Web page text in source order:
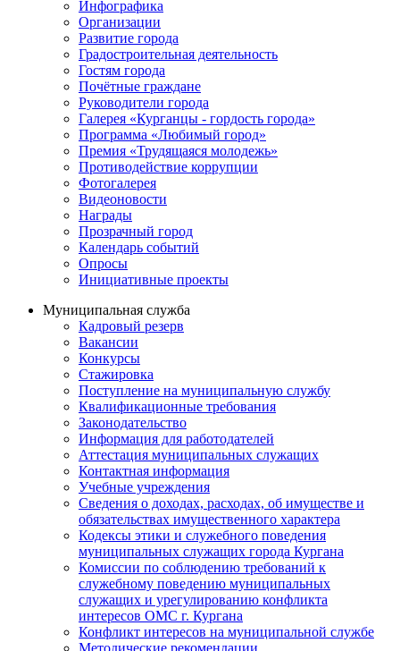
Инфографика
Организации
Развитие города
Градостроительная деятельность
Гостям города
Почётные граждане
Руководители города
Галерея «Курганцы - гордость города»
Программа «Любимый город»
Премия «Трудящаяся молодежь»
Противодействие коррупции
Фотогалерея
Видеоновости
Награды
Прозрачный город
Календарь событий
Опросы
Инициативные проекты
Муниципальная служба
Кадровый резерв
Вакансии
Конкурсы
Стажировка
Поступление на муниципальную службу
Квалификационные требования
Законодательство
Информация для работодателей
Аттестация муниципальных служащих
Контактная информация
Учебные учреждения
Сведения о доходах, расходах, об имуществе и
обязательствах имущественного характера
Кодексы этики и служебного поведения
муниципальных служащих города Кургана
Комиссии по соблюдению требований к
служебному поведению муниципальных
служащих и урегулированию конфликта
интересов ОМС г. Кургана
Конфликт интересов на муниципальной службе